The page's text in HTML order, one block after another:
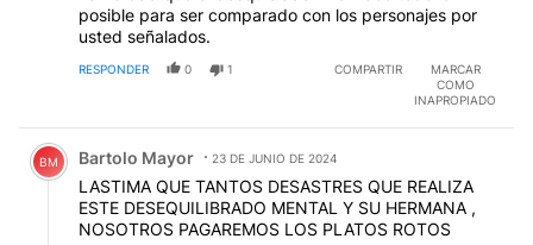
posible para ser comparado con los personajes por
usted señalados.
RESPONDER 0 1 COMPARTIR
MARCAR
COMO
INAPROPIADO
Comentario de Bartolo Mayor.
BM Bartolo Mayor 23 DE JUNIO DE 2024
LASTIMA QUE TANTOS DESASTRES QUE REALIZA
ESTE DESEQUILIBRADO MENTAL Y SU HERMANA ,
NOSOTROS PAGAREMOS LOS PLATOS ROTOS